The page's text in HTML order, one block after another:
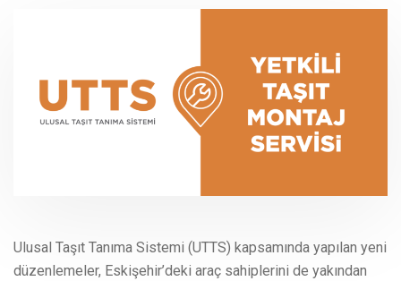
Ulusal Taşıt Tanıma Sistemi (UTTS) kapsamında yapılan yeni
düzenlemeler, Eskişehir’deki araç sahiplerini de yakından